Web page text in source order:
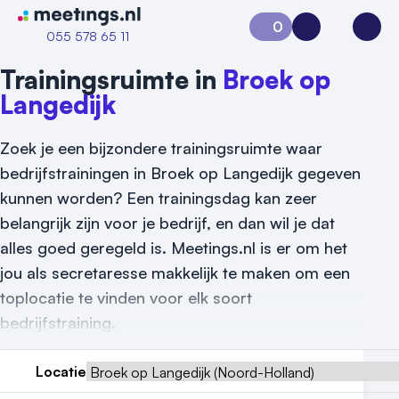
Naar home van Meetings
055 578 65 11
Vraag locatie aan
0
Aanvraag 0Inloggen
Trainingsruimte in Broek op
Langedijk
Zoek je een bijzondere trainingsruimte waar
bedrijfstrainingen in Broek op Langedijk gegeven
kunnen worden? Een trainingsdag kan zeer
belangrijk zijn voor je bedrijf, en dan wil je dat
alles goed geregeld is. Meetings.nl is er om het
jou als secretaresse makkelijk te maken om een
toplocatie te vinden voor elk soort
bedrijfstraining.
Locatie